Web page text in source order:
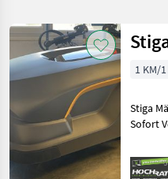
1 KM/
Stiga
Sofort
bis zu